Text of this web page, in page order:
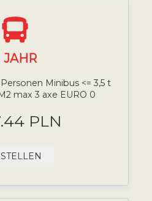
JAHR
Minibus <= 3,5 t
max 3 axe EURO 0
PLN